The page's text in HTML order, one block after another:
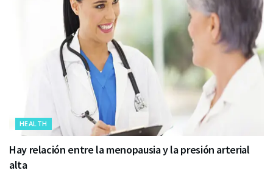
HEALTH
Hay relación entre la menopausia y la presión arterial
alta